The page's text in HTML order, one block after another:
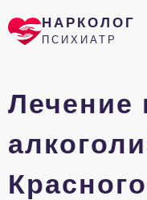
НАРКОЛОГ
ПСИХИАТР
Лечение